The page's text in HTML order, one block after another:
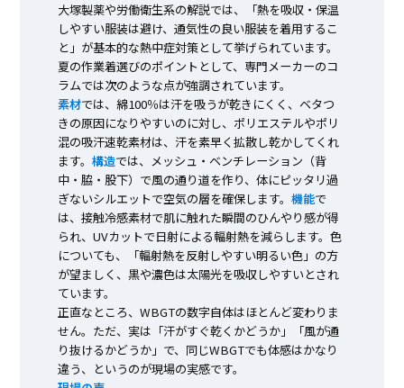
大塚製薬や労働衛生系の解説では、「熱を吸収・保温
しやすい服装は避け、通気性の良い服装を着用するこ
と」が基本的な熱中症対策として挙げられています。
夏の作業着選びのポイントとして、専門メーカーのコ
ラムでは次のような点が強調されています。
素材では、綿100％は汗を吸うが乾きにくく、ベタつ
きの原因になりやすいのに対し、ポリエステルやポリ
混の吸汗速乾素材は、汗を素早く拡散し乾かしてくれ
ます。構造では、メッシュ・ベンチレーション（背
中・脇・股下）で風の通り道を作り、体にピッタリ過
ぎないシルエットで空気の層を確保します。機能で
は、接触冷感素材で肌に触れた瞬間のひんやり感が得
られ、UVカットで日射による輻射熱を減らします。色
についても、「輻射熱を反射しやすい明るい色」の方
が望ましく、黒や濃色は太陽光を吸収しやすいとされ
ています。
正直なところ、WBGTの数字自体はほとんど変わりま
せん。ただ、実は「汗がすぐ乾くかどうか」「風が通
り抜けるかどうか」で、同じWBGTでも体感はかなり
違う、というのが現場の実感です。